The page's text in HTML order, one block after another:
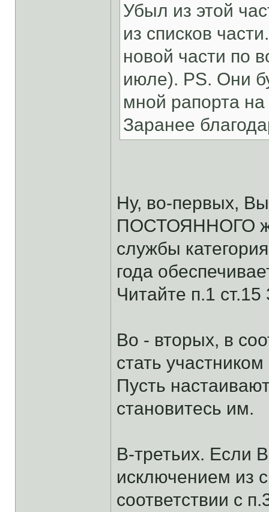
Убыл из этой
из списков
новой части по
июле). PS. Они
мной рапорта на
Заранее
Ну, во-первых,
ПОСТОЯННОГО
службы
года
Читайте п.1
Во - вторых, в
стать
Пусть
становитесь им.
В-третьих. Если
исключением из
соответствии с